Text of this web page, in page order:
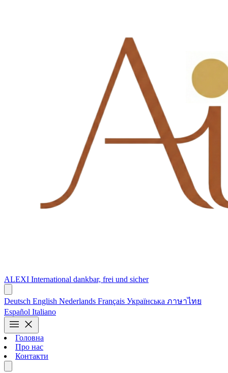
ALEXI International dankbar, frei und sicher
Deutsch English Nederlands Français Українська ภาษาไทย
Español Italiano
menu close
Головна
Про нас
Контакти